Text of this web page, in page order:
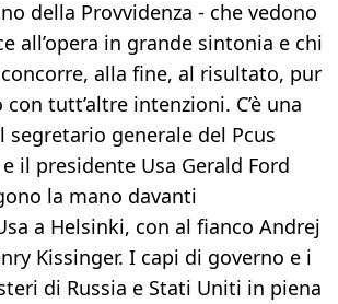
della Provvidenza - che vedono
all’opera in grande sintonia e chi
alla fine, al risultato, pur
tutt’altre intenzioni. C’è una
generale del Pcus
il presidente Usa Gerald Ford
la mano davanti
a Helsinki, con al fianco Andrej
Kissinger. I capi di governo e i
di Russia e Stati Uniti in piena